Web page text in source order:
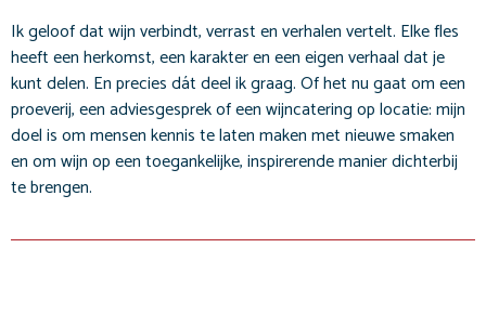
Ik geloof dat wijn verbindt, verrast en verhalen vertelt. Elke fles
heeft een herkomst, een karakter en een eigen verhaal dat je
kunt delen. En precies dát deel ik graag. Of het nu gaat om een
proeverij, een adviesgesprek of een wijncatering op locatie: mijn
doel is om mensen kennis te laten maken met nieuwe smaken
en om wijn op een toegankelijke, inspirerende manier dichterbij
te brengen.